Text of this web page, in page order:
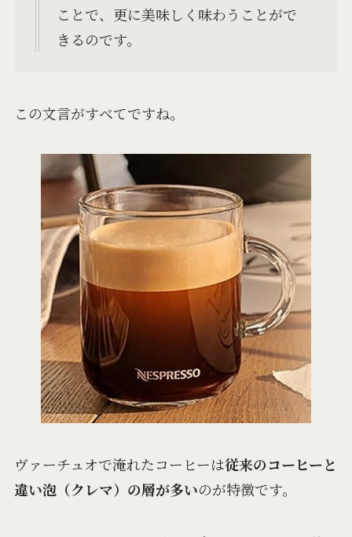
ことで、更に美味しく味わうことがで
きるのです。
この文言がすべてですね。
ヴァーチュオで淹れたコーヒーは従来のコーヒーと
違い泡（クレマ）の層が多いのが特徴です。